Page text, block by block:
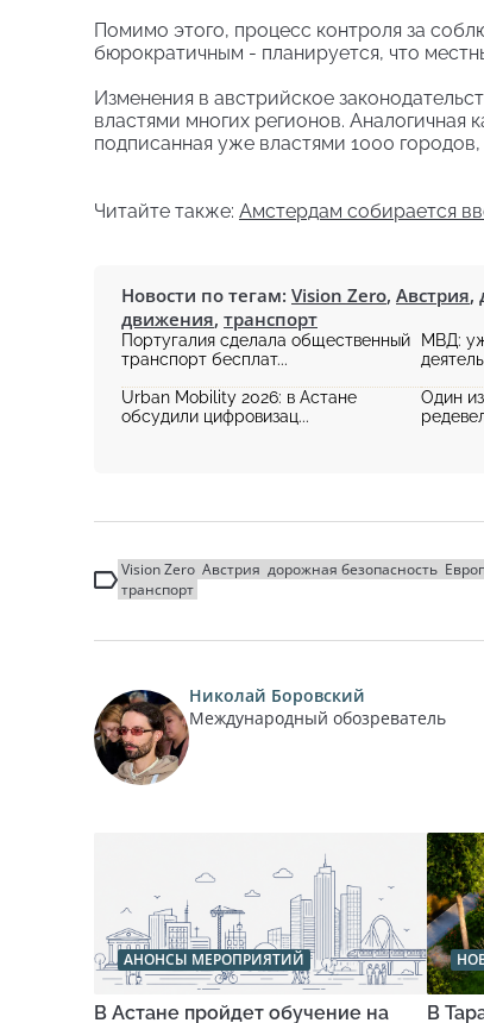
Помимо этого, процесс контроля за
бюрократичным - планируется, что
Изменения в австрийское
властями многих регионов.
подписанная уже властями 1000
Читайте также: Амстердам собирается
Новости по тегам: Vision Zero, Австрия,
движения, транспорт
Португалия сделала общественный
транспорт бесплат...
МВД:
Urban Mobility 2026: в Астане
обсудили цифровизац...
Один
Vision Zero Австрия дорожная безопасность
транспорт
Николай Боровский
Международный обозреватель
АНОНСЫ МЕРОПРИЯТИЙ
В Астане пройдет обучение на В